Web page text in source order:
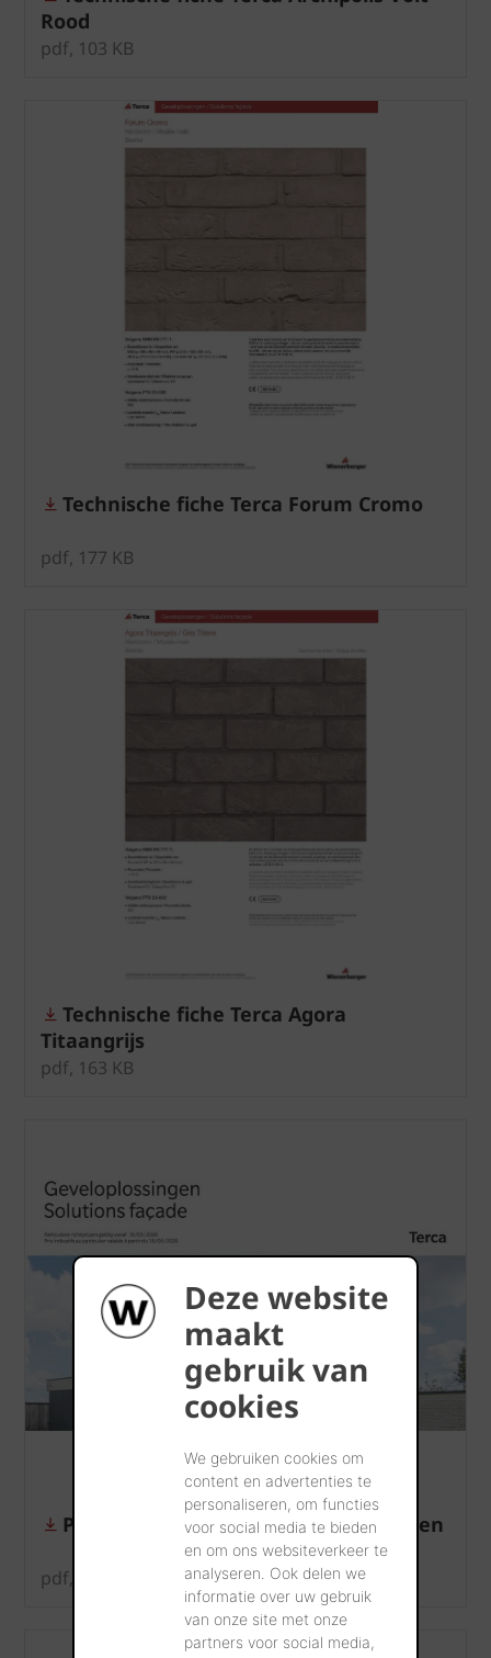
Deze website
maakt
gebruik van
cookies
We gebruiken cookies om
content en advertenties te
personaliseren, om functies
voor social media te bieden
en om ons websiteverkeer te
analyseren. Ook delen we
informatie over uw gebruik
van onze site met onze
partners voor social media,
Rood
pdf, 103 KB
Technische fiche Terca Forum Cromo
pdf, 177 KB
Technische fiche Terca Agora
Titaangrijs
pdf, 163 KB
Particuliere prijslijst Terca gevelstenen
pdf, 1 MB